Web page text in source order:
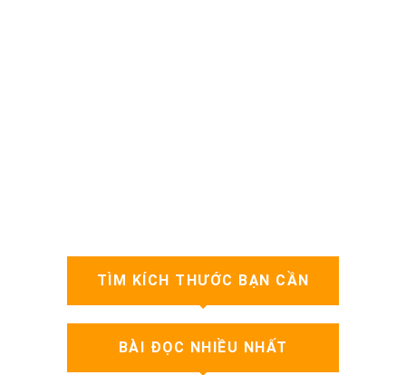
TÌM KÍCH THƯỚC BẠN CẦN
BÀI ĐỌC NHIỀU NHẤT